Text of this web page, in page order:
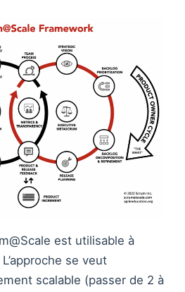
est utilisable à
se veut
scalable (passer de 2 à